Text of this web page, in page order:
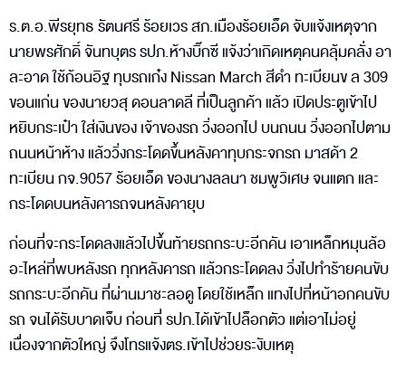
ร.ต.อ.พีรยุทธ รัตนศรี ร้อยเวร สภ.เมืองร้อยเอ็ด จับแจ้งเหตุจาก
นายพรศักดิ์ จันทบุตร รปภ.ห้างบิ๊กซี แจ้งว่าเกิดเหตุคนคลุ้มคลั่ง อา
ละอาด ใช้ก้อนอิฐ ทุบรถเก๋ง Nissan March สีดำ ทะเบียนข ล 309
ขอนแก่น ของนายวสุ ดอนลาดลี ที่เป็นลูกค้า แล้ว เปิดประตูเข้าไป
หยิบกระเป๋า ใส่เงินของ เจ้าของรถ วิ่งออกไป บนถนน วิ่งออกไปตาม
ถนนหน้าห้าง แล้ววิ่งกระโดดขึ้นหลังคาทุบกระจกรถ มาสด้า 2
ทะเบียน กจ.9057 ร้อยเอ็ด ของนางลลนา ชมพูวิเศษ จนแตก และ
กระโดดบนหลังคารถจนหลังคายุบ
ก่อนที่จะกระโดดลงแล้วไปขึ้นท้ายรถกระบะอีกคัน เอาเหล็กหมุนล้อ
อะไหล่ที่พบหลังรถ ทุกหลังคารถ แล้วกระโดดลง วิ่งไปทำร้ายคนขับ
รถกระบะอีกคัน ที่ผ่านมาชะลอดู โดยใช้เหล็ก แทงไปที่หน้าอกคนขับ
รถ จนได้รับบาดเจ็บ ก่อนที่ รปภ.ได้เข้าไปล็อกตัว แต่เอาไม่อยู่
เนื่องจากตัวใหญ่ จึงโทรแจ้งตร.เข้าไปช่วยระงับเหตุ